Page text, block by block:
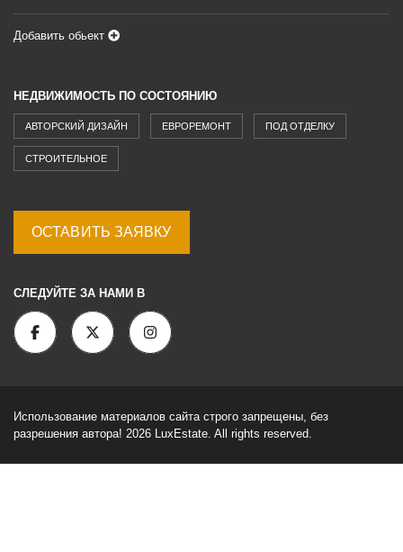
Добавить обьект
НЕДВИЖИМОСТЬ ПО СОСТОЯНИЮ
АВТОРСКИЙ ДИЗАЙН ЕВРОРЕМОНТ ПОД ОТДЕЛКУ
СТРОИТЕЛЬНОЕ
ОСТАВИТЬ ЗАЯВКУ
СЛЕДУЙТЕ ЗА НАМИ В
Использование материалов сайта строго запрещены, без
разрешения автора! 2026 LuxEstate. All rights reserved.